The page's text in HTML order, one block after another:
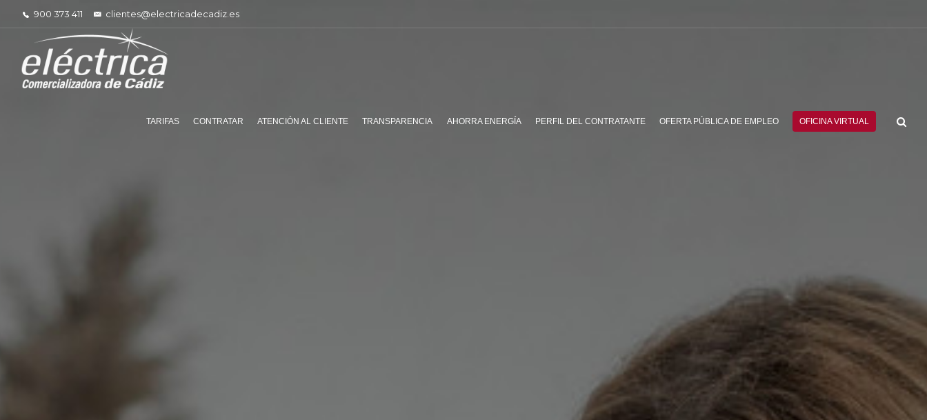
900 373 411 clientes@electricadecadiz.es
TARIFAS CONTRATAR ATENCIÓN AL CLIENTE TRANSPARENCIA AHORRA ENERGÍA PERFIL DEL CONTRATANTE OFERTA PÚBLICA DE EMPLEO OFICINA VIRTUAL